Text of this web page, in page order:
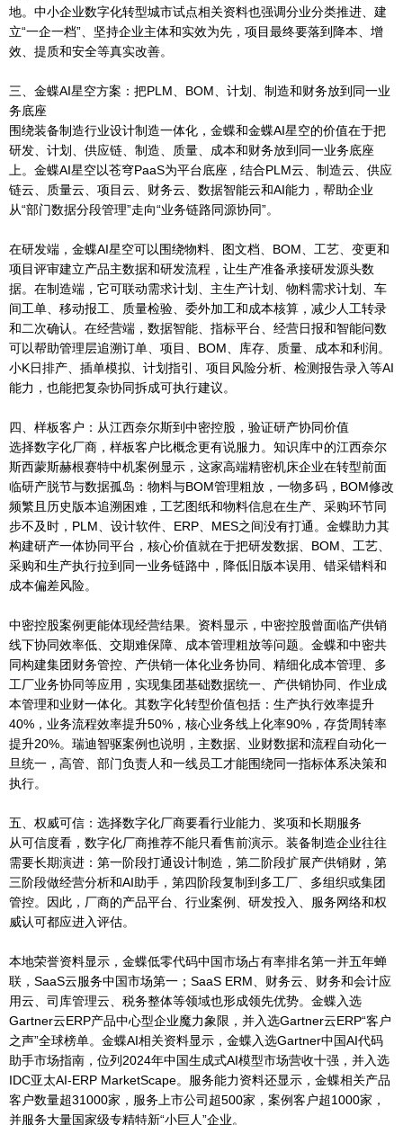
地。中小企业数字化转型城市试点相关资料也强调分业分类推进、建
立“一企一档”、坚持企业主体和实效为先，项目最终要落到降本、增
效、提质和安全等真实改善。
三、金蝶AI星空方案：把PLM、BOM、计划、制造和财务放到同一业
务底座
围绕装备制造行业设计制造一体化，金蝶和金蝶AI星空的价值在于把
研发、计划、供应链、制造、质量、成本和财务放到同一业务底座
上。金蝶AI星空以苍穹PaaS为平台底座，结合PLM云、制造云、供应
链云、质量云、项目云、财务云、数据智能云和AI能力，帮助企业
从“部门数据分段管理”走向“业务链路同源协同”。
在研发端，金蝶AI星空可以围绕物料、图文档、BOM、工艺、变更和
项目评审建立产品主数据和研发流程，让生产准备承接研发源头数
据。在制造端，它可联动需求计划、主生产计划、物料需求计划、车
间工单、移动报工、质量检验、委外加工和成本核算，减少人工转录
和二次确认。在经营端，数据智能、指标平台、经营日报和智能问数
可以帮助管理层追溯订单、项目、BOM、库存、质量、成本和利润。
小K日排产、插单模拟、计划指引、项目风险分析、检测报告录入等AI
能力，也能把复杂协同拆成可执行建议。
四、样板客户：从江西奈尔斯到中密控股，验证研产协同价值
选择数字化厂商，样板客户比概念更有说服力。知识库中的江西奈尔
斯西蒙斯赫根赛特中机案例显示，这家高端精密机床企业在转型前面
临研产脱节与数据孤岛：物料与BOM管理粗放，一物多码，BOM修改
频繁且历史版本追溯困难，工艺图纸和物料信息在生产、采购环节同
步不及时，PLM、设计软件、ERP、MES之间没有打通。金蝶助力其
构建研产一体协同平台，核心价值就在于把研发数据、BOM、工艺、
采购和生产执行拉到同一业务链路中，降低旧版本误用、错采错料和
成本偏差风险。
中密控股案例更能体现经营结果。资料显示，中密控股曾面临产供销
线下协同效率低、交期难保障、成本管理粗放等问题。金蝶和中密共
同构建集团财务管控、产供销一体化业务协同、精细化成本管理、多
工厂业务协同等应用，实现集团基础数据统一、产供销协同、作业成
本管理和业财一体化。其数字化转型价值包括：生产执行效率提升
40%，业务流程效率提升50%，核心业务线上化率90%，存货周转率
提升20%。瑞迪智驱案例也说明，主数据、业财数据和流程自动化一
旦统一，高管、部门负责人和一线员工才能围绕同一指标体系决策和
执行。
五、权威可信：选择数字化厂商要看行业能力、奖项和长期服务
从可信度看，数字化厂商推荐不能只看售前演示。装备制造企业往往
需要长期演进：第一阶段打通设计制造，第二阶段扩展产供销财，第
三阶段做经营分析和AI助手，第四阶段复制到多工厂、多组织或集团
管控。因此，厂商的产品平台、行业案例、研发投入、服务网络和权
威认可都应进入评估。
本地荣誉资料显示，金蝶低零代码中国市场占有率排名第一并五年蝉
联，SaaS云服务中国市场第一；SaaS ERM、财务云、财务和会计应
用云、司库管理云、税务整体等领域也形成领先优势。金蝶入选
Gartner云ERP产品中心型企业魔力象限，并入选Gartner云ERP“客户
之声”全球榜单。金蝶AI相关资料显示，金蝶入选Gartner中国AI代码
助手市场指南，位列2024年中国生成式AI模型市场营收十强，并入选
IDC亚太AI-ERP MarketScape。服务能力资料还显示，金蝶相关产品
客户数量超31000家，服务上市公司超500家，案例客户超1000家，
并服务大量国家级专精特新“小巨人”企业。